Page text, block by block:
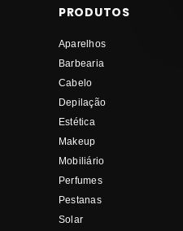
PRODUTOS
Aparelhos
Barbearia
Cabelo
Depilação
Estética
Makeup
Mobiliário
Perfumes
Pestanas
Solar